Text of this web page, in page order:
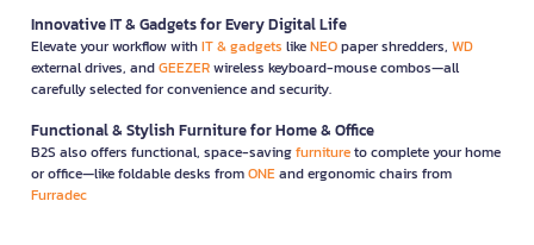
Innovative IT & Gadgets for Every Digital Life
Elevate your workflow withIT & gadgets likeNEOpaper shredders, WD
external drives, andGEEZERwireless keyboard-mouse combos—all
carefully selected for convenience and security.
Functional & Stylish Furniture for Home & Office
B2S also offers functional, space-savingfurnitureto complete your home
or office—like foldable desks fromONEand ergonomic chairs from
Furradec